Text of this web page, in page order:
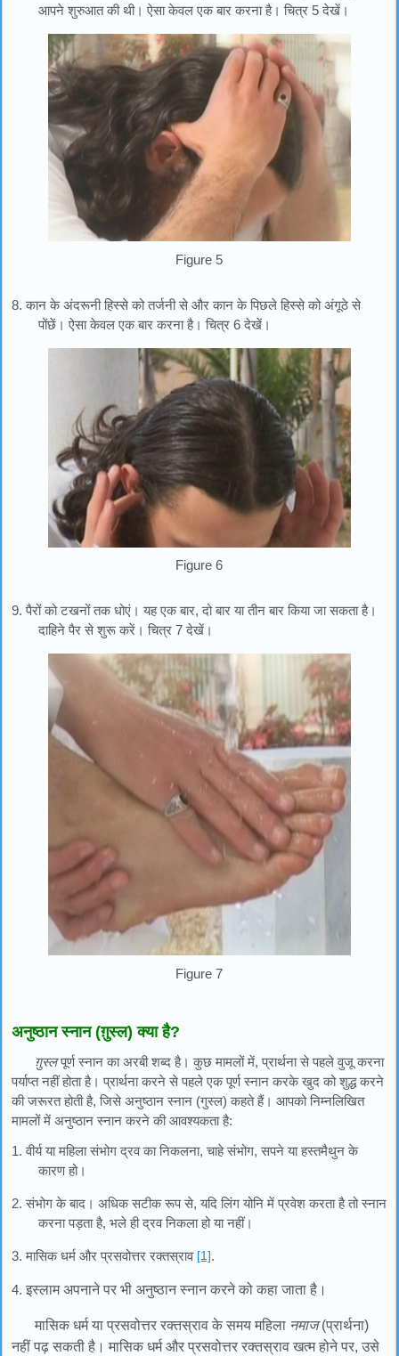
आपने शुरुआत की थी। ऐसा केवल एक बार करना है। चित्र 5 देखें।
Figure 5
8. कान के अंदरूनी हिस्से को तर्जनी से और कान के पिछले हिस्से को अंगूठे से
पोंछें। ऐसा केवल एक बार करना है। चित्र 6 देखें।
Figure 6
9. पैरों को टखनों तक धोएं। यह एक बार, दो बार या तीन बार किया जा सकता है।
दाहिने पैर से शुरू करें। चित्र 7 देखें।
Figure 7
अनुष्ठान स्नान (ग़ुस्ल) क्या है?
ग़ुस्लपूर्ण स्नान का अरबी शब्द है। कुछ मामलों में, प्रार्थना से पहले वुजू करना
पर्याप्त नहीं होता है। प्रार्थना करने से पहले एक पूर्ण स्नान करके खुद को शुद्ध करने
की जरूरत होती है, जिसे अनुष्ठान स्नान (गुस्ल) कहते हैं। आपको निम्नलिखित
मामलों में अनुष्ठान स्नान करने की आवश्यकता है:
1.वीर्य या महिला संभोग द्रव का निकलना, चाहे संभोग, सपने या हस्तमैथुन के
कारण हो।
2.संभोग के बाद। अधिक सटीक रूप से, यदि लिंग योनि में प्रवेश करता है तो स्नान
करना पड़ता है, भले ही द्रव निकला हो या नहीं।
3.मासिक धर्म और प्रसवोत्तर रक्तस्राव [1].
4. इस्लाम अपनाने पर भी अनुष्ठान स्नान करने को कहा जाता है।
मासिक धर्म या प्रसवोत्तर रक्तस्राव के समय महिला नमाज(प्रार्थना)
नहीं पढ़ सकती है। मासिक धर्म और प्रसवोत्तर रक्तस्राव खत्म होने पर, उसे